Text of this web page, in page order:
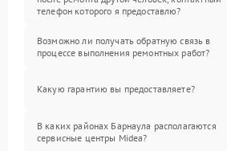
телефон которого я предоставлю?
Возможно ли получать обратную связь в
процессе выполнения ремонтных работ?
Какую гарантию вы предоставляете?
В каких районах Барнаула располагаются
сервисные центры Midea?